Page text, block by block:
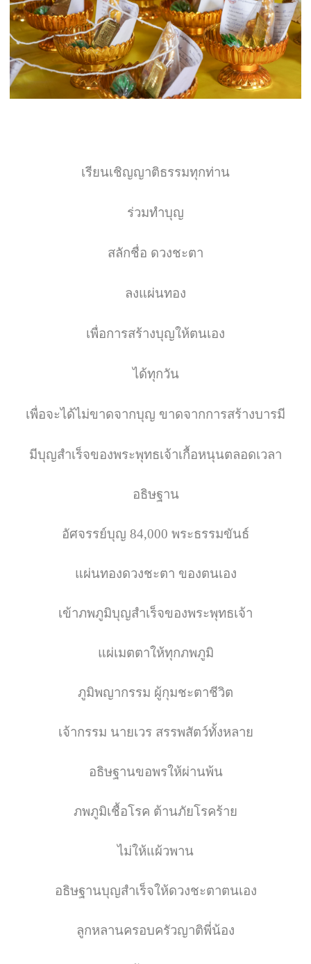
เรียนเชิญญาติธรรมทุกท่าน
ร่วมทำบุญ
สลักชื่อ ดวงชะตา
ลงแผ่นทอง
เพื่อการสร้างบุญให้ตนเอง
ได้ทุกวัน
เพื่อจะได้ไม่ขาดจากบุญ ขาดจากการสร้างบารมี
มีบุญสำเร็จของพระพุทธเจ้าเกื้อหนุนตลอดเวลา
อธิษฐาน
อัศจรรย์บุญ 84,000 พระธรรมขันธ์
แผ่นทองดวงชะตา ของตนเอง
เข้าภพภูมิบุญสำเร็จของพระพุทธเจ้า
แผ่เมตตาให้ทุกภพภูมิ
ภูมิพญากรรม ผู้กุมชะตาชีวิต
เจ้ากรรม นายเวร สรรพสัตว์ทั้งหลาย
อธิษฐานขอพรให้ผ่านพ้น
ภพภูมิเชื้อโรค ต้านภัยโรคร้าย
ไม่ให้แผ้วพาน
อธิษฐานบุญสำเร็จให้ดวงชะตาตนเอง
ลูกหลานครอบครัวญาติพี่น้อง